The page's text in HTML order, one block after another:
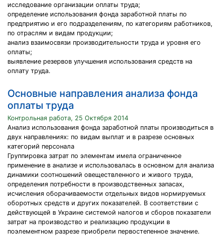
исследование организации оплаты труда;
определение использования фонда заработной платы по
предприятию и его подразделениям, по категориям работников,
по отраслям и видам продукции;
анализ взаимосвязи производительности труда и уровня его
оплаты;
выявление резервов улучшения использования средств на
оплату труда.
Основные направления анализа фонда
оплаты труда
Контрольная работа, 25 Октября 2014
Анализ использования фонда заработной платы производиться в
двух направлениях: по видам выплат и в разрезе основных
категорий персонала
Группировка затрат по элементам имела ограниченное
применение в анализе и использовалась в основном для анализа
динамики соотношений овеществленного и живого труда,
определения потребности в производственных запасах,
исчисления оборачиваемости отдельных видов нормируемых
оборотных средств и других показателей. В соответствии с
действующей в Украине системой налогов и сборов показатели
затрат на производство и реализацию продукции в
поэлементном разрезе приобрели первостепенное значение.